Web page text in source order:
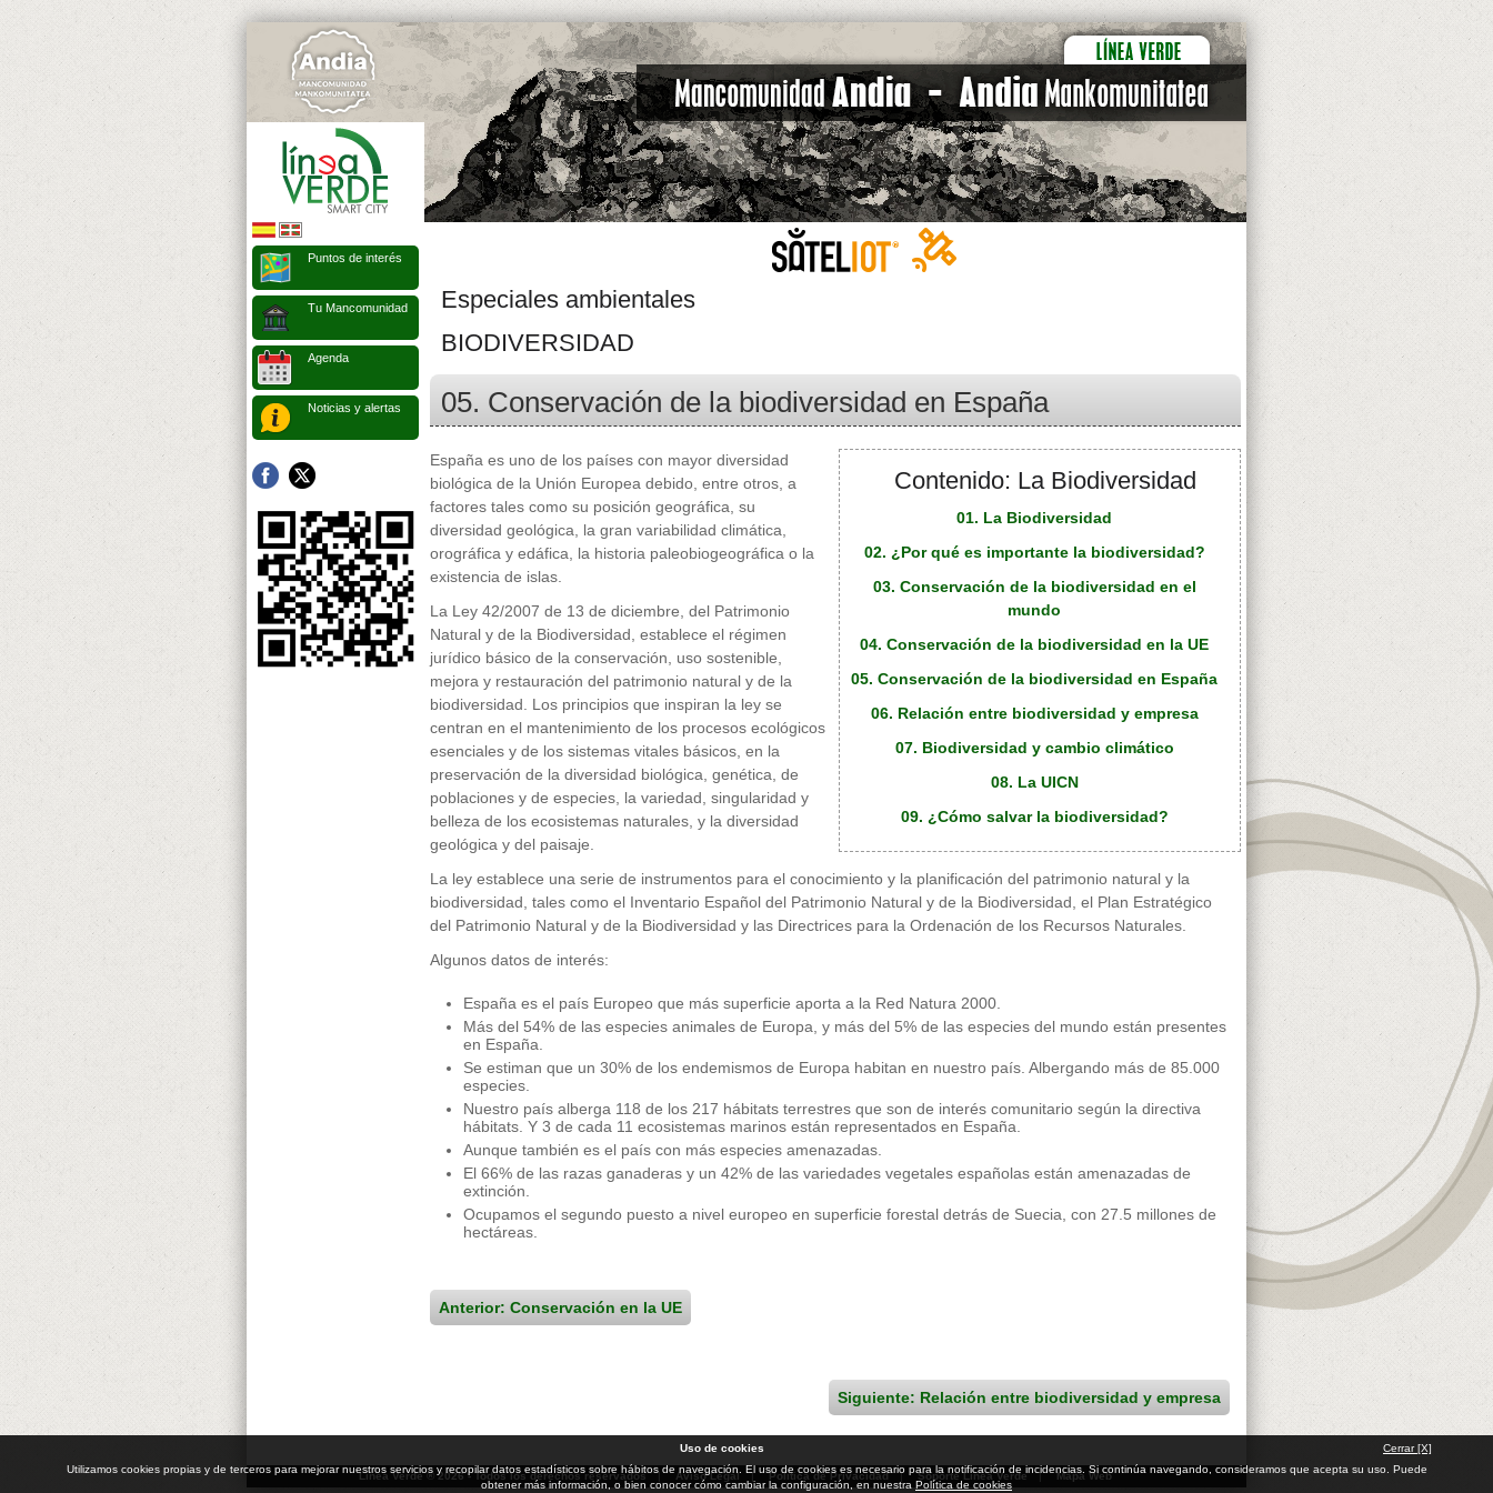
Puntos de interés
Tu Mancomunidad
Agenda
Noticias y alertas
Especiales ambientales
BIODIVERSIDAD
05. Conservación de la biodiversidad en España
Contenido: La Biodiversidad
01. La Biodiversidad
02. ¿Por qué es importante la biodiversidad?
03. Conservación de la biodiversidad en el
mundo
04. Conservación de la biodiversidad en la UE
05. Conservación de la biodiversidad en España
06. Relación entre biodiversidad y empresa
07. Biodiversidad y cambio climático
08. La UICN
09. ¿Cómo salvar la biodiversidad?
España es uno de los países con mayor diversidad
biológica de la Unión Europea debido, entre otros, a
factores tales como su posición geográfica, su
diversidad geológica, la gran variabilidad climática,
orográfica y edáfica, la historia paleobiogeográfica o la
existencia de islas.
La Ley 42/2007 de 13 de diciembre, del Patrimonio
Natural y de la Biodiversidad, establece el régimen
jurídico básico de la conservación, uso sostenible,
mejora y restauración del patrimonio natural y de la
biodiversidad. Los principios que inspiran la ley se
centran en el mantenimiento de los procesos ecológicos
esenciales y de los sistemas vitales básicos, en la
preservación de la diversidad biológica, genética, de
poblaciones y de especies, la variedad, singularidad y
belleza de los ecosistemas naturales, y la diversidad
geológica y del paisaje.
La ley establece una serie de instrumentos para el conocimiento y la planificación del patrimonio natural y la
biodiversidad, tales como el Inventario Español del Patrimonio Natural y de la Biodiversidad, el Plan Estratégico
del Patrimonio Natural y de la Biodiversidad y las Directrices para la Ordenación de los Recursos Naturales.
Algunos datos de interés:
España es el país Europeo que más superficie aporta a la Red Natura 2000.
Más del 54% de las especies animales de Europa, y más del 5% de las especies del mundo están presentes
en España.
Se estiman que un 30% de los endemismos de Europa habitan en nuestro país. Albergando más de 85.000
especies.
Nuestro país alberga 118 de los 217 hábitats terrestres que son de interés comunitario según la directiva
hábitats. Y 3 de cada 11 ecosistemas marinos están representados en España.
Aunque también es el país con más especies amenazadas.
El 66% de las razas ganaderas y un 42% de las variedades vegetales españolas están amenazadas de
extinción.
Ocupamos el segundo puesto a nivel europeo en superficie forestal detrás de Suecia, con 27.5 millones de
hectáreas.
Anterior: Conservación en la UE
Siguiente: Relación entre biodiversidad y empresa
Cerrar [X]
Uso de cookies
Utilizamos cookies propias y de terceros para mejorar nuestros servicios y recopilar datos estadísticos sobre hábitos de navegación. El uso de cookies es necesario para la notificación de incidencias. Si continúa navegando, consideramos que acepta su uso. Puede
obtener más información, o bien conocer cómo cambiar la configuración, en nuestra Política de cookies
Línea Verde ® 2026 - Todos los derechos reservados | Aviso Legal | Política de Privacidad | Soporte Línea Verde | Mapa Web